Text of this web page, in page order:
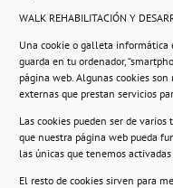
WALK REHABILITACIÓN Y
Una cookie o galleta informática
guarda en tu ordenador,
página web. Algunas cookies
externas que prestan servicios
Las cookies pueden ser de
que nuestra página web pueda
las únicas que tenemos
El resto de cookies sirven para
Información
Compromiso con